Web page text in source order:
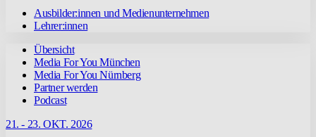
Ausbilder:innen und Medienunternehmen
Lehrer:innen
Übersicht
Media For You München
Media For You Nürnberg
Partner werden
Podcast
21. - 23. OKT. 2026